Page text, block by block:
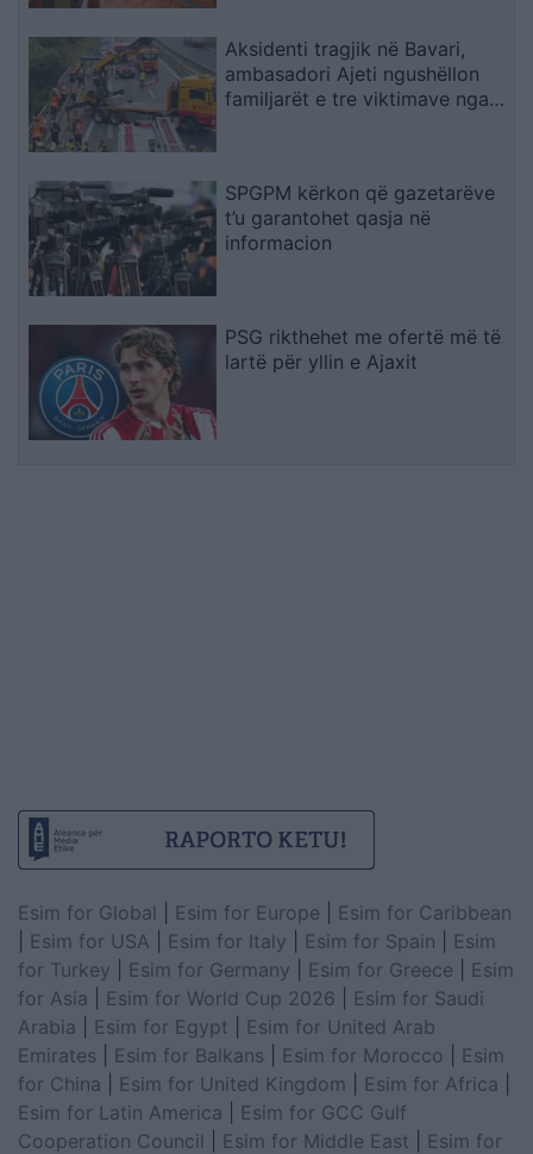
Aksidenti tragjik në Bavari,
ambasadori Ajeti ngushëllon
familjarët e tre viktimave nga
SPGPM kërkon që gazetarëve
t’u garantohet qasja në
informacion
PSG rikthehet me ofertë më të
lartë për yllin e Ajaxit
Esim for Global Esim for Europe
Esim for Caribbean
Esim for USA Esim for Italy Esim for Spain
Esim
for Turkey
Esim for Germany Esim for Greece
Esim
for Asia
Esim for World Cup 2026
Esim for Saudi
Arabia
Esim for Egypt
Esim for United Arab
Emirates
Esim for Balkans Esim for Morocco
Esim
for China
Esim for United Kingdom Esim for Africa
Esim for Latin America
Esim for GCC Gulf
Cooperation Council
Esim for Middle East
Esim for